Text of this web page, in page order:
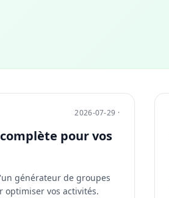
2026-07-29 ·
pour vos
générateur de groupes
optimiser vos activités.